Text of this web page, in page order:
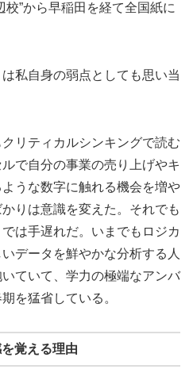
”から早稲田を経て全国紙に
私自身の弱点としても思い当
リティカルシンキングで読む
で自分の事業の売り上げやキ
うな数字に触れる機会を増や
りは意識を変えた。それでも
は手遅れだ。いまでもロジカ
データを鮮やかな分析する人
ていて、学力の極端なアンバ
を猛省している。
覚える理由